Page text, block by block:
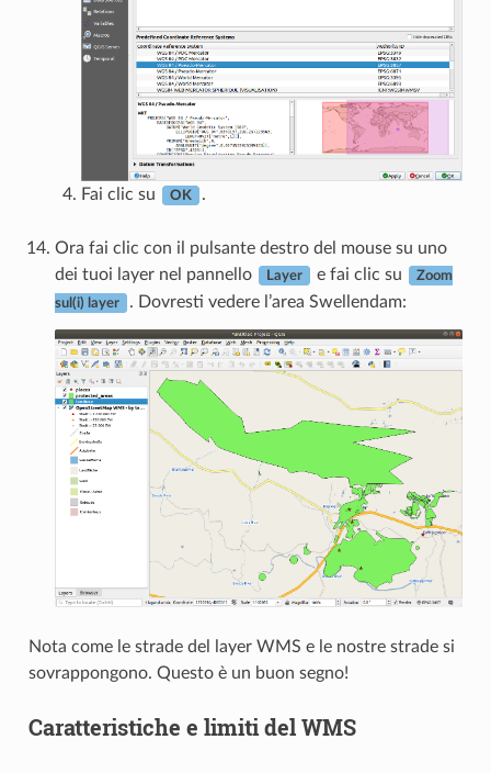
Fai clic su OK .
Ora fai clic con il pulsante destro del mouse su uno
dei tuoi layer nel pannello
Layer e fai clic su Zoom
sul(i) layer . Dovresti vedere l’area Swellendam:
Nota come le strade del layer WMS e le nostre strade si
sovrappongono. Questo è un buon segno!
Caratteristiche e limiti del WMS